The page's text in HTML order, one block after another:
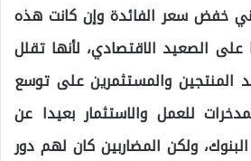
خفض سعر الفائدة وإن كانت هذه
الصعيد الاقتصادي، لأنها تقلل
المنتجين والمستثمرين على توسع
للعمل والاستثمار بعيدا عن
البنوك، ولكن المضاربين كان لهم دور